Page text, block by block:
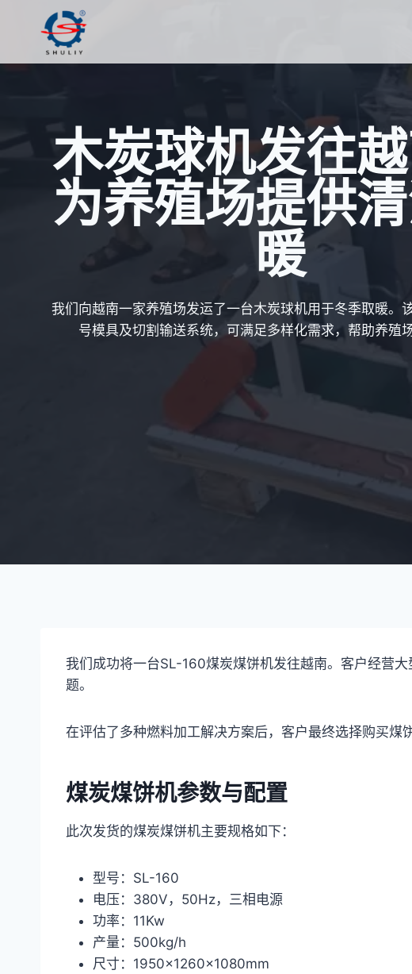
木炭球机发往
为养殖场提供
暖
我们向越南一家养殖场发运了一台木炭球机用于冬季取暖。
号模具及切割输送系统，可满足多样化需求，帮助养殖
我们成功将一台SL-160煤炭煤饼机发往越南。客户经营
题。
在评估了多种燃料加工解决方案后，客户最终选择购买煤
煤炭煤饼机参数与配置
此次发货的煤炭煤饼机主要规格如下：
型号：SL-160
电压：380V，50Hz，三相电源
功率：11Kw
产量：500kg/h
尺寸：1950×1260×1080mm